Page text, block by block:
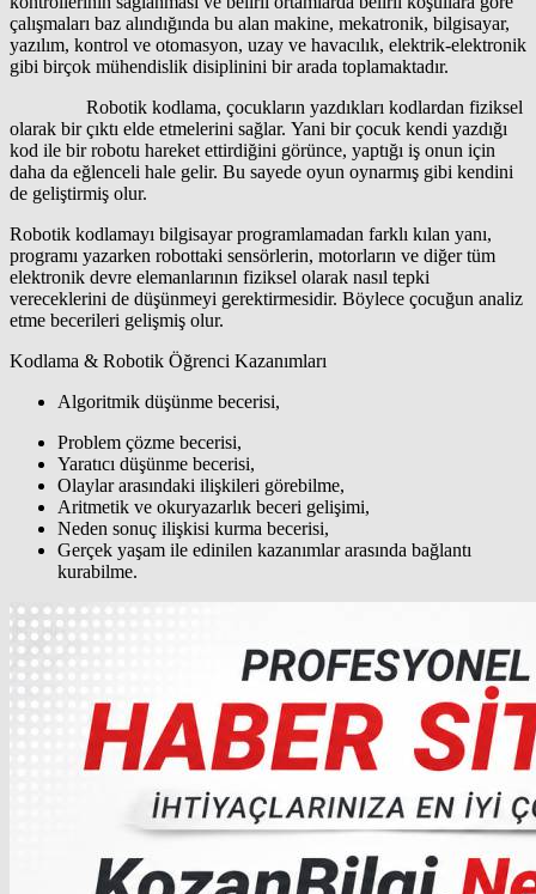
çalışmaları baz alındığında bu alan makine, mekatronik, bilgisayar,
yazılım, kontrol ve otomasyon, uzay ve havacılık, elektrik-elektronik
gibi birçok mühendislik disiplinini bir arada toplamaktadır.
Robotik kodlama, çocukların yazdıkları kodlardan fiziksel
olarak bir çıktı elde etmelerini sağlar. Yani bir çocuk kendi yazdığı
kod ile bir robotu hareket ettirdiğini görünce, yaptığı iş onun için
daha da eğlenceli hale gelir. Bu sayede oyun oynarmış gibi kendini
de geliştirmiş olur.
Robotik kodlamayı bilgisayar programlamadan farklı kılan yanı,
programı yazarken robottaki sensörlerin, motorların ve diğer tüm
elektronik devre elemanlarının fiziksel olarak nasıl tepki
vereceklerini de düşünmeyi gerektirmesidir. Böylece çocuğun analiz
etme becerileri gelişmiş olur.
Kodlama & Robotik Öğrenci Kazanımları
Algoritmik düşünme becerisi,
Problem çözme becerisi,
Yaratıcı düşünme becerisi,
Olaylar arasındaki ilişkileri görebilme,
Aritmetik ve okuryazarlık beceri gelişimi,
Neden sonuç ilişkisi kurma becerisi,
Gerçek yaşam ile edinilen kazanımlar arasında bağlantı
kurabilme.